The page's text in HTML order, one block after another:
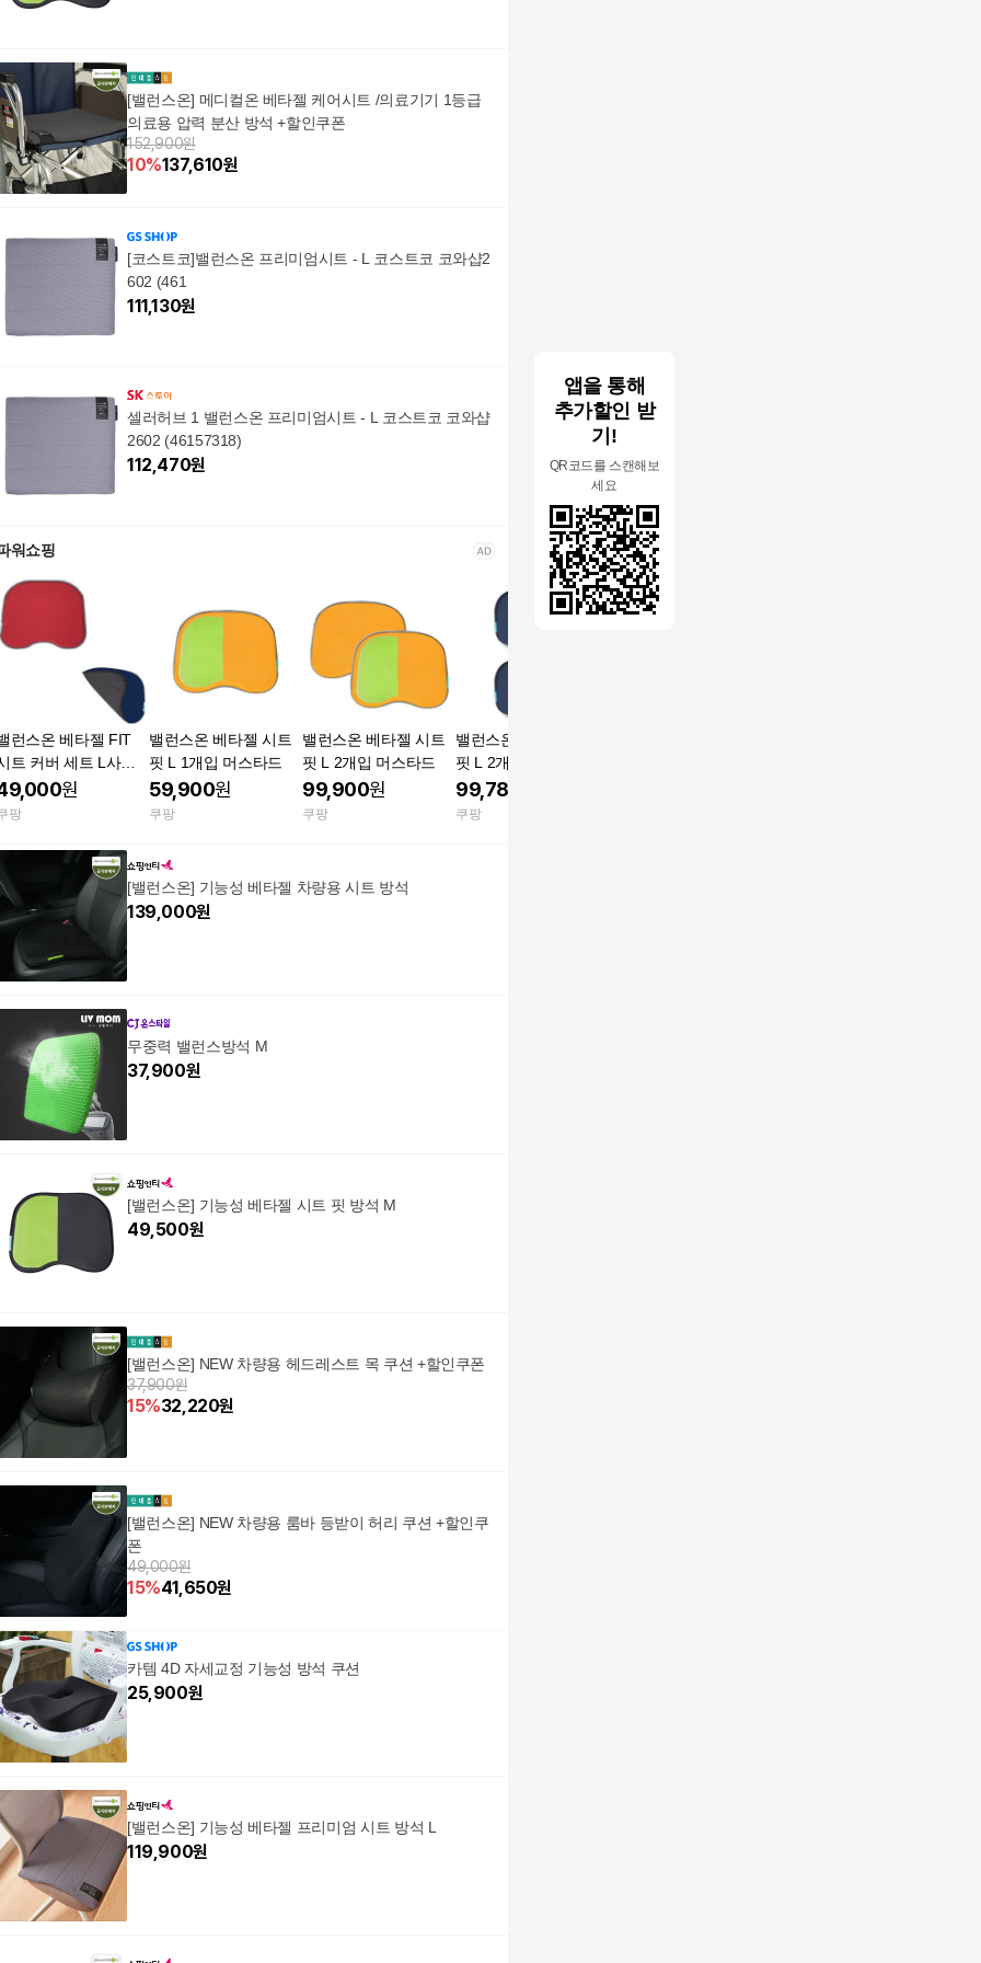
앱을 통해
추가할인 받
기!
QR코드를 스캔해보
세요
[밸런스온] 메디컬온 베타젤 케어시트 /의료기기 1등급
의료용 압력 분산 방석 +할인쿠폰
152,900원
10%137,610원
[코스트코]밸런스온 프리미엄시트 - L 코스트코 코와샵2
602 (461
111,130원
셀러허브 1 밸런스온 프리미엄시트 - L 코스트코 코와샵
2602 (46157318)
112,470원
워쇼핑
런스온 베타젤 FIT
트 커버 세트 L사이
이비 자세 보
방석
원
팡
밸런스온 베타젤 시트
핏 L 1개입 머스타드
59,900원
쿠팡
밸런스온 베타젤 시트
핏 L 2개입 머스타드
99,900원
쿠팡
밸런스온 베타젤 시트
핏 L 2개입 네이비 one
size
99,780
쿠팡
[밸런스온] 기능성 베타젤 차량용 시트 방석
139,000원
무중력 밸런스방석 M
37,900원
[밸런스온] 기능성 베타젤 시트 핏 방석 M
49,500원
[밸런스온] NEW 차량용 헤드레스트 목 쿠션 +할인쿠폰
37,900원
15%32,220원
[밸런스온] NEW 차량용 룸바 등받이 허리 쿠션 +할인쿠
폰
49,000원
15%41,650원
카템 4D 자세교정 기능성 방석 쿠션
25,900원
[밸런스온] 기능성 베타젤 프리미엄 시트 방석 L
119,900원